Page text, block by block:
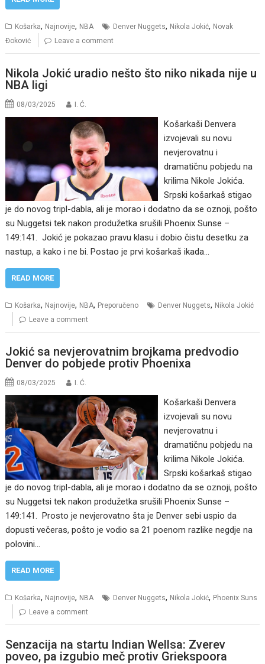
Košarka, Najnovije, NBA Denver Nuggets, Nikola Jokić, Novak
Đoković
Leave a comment
Nikola Jokić uradio nešto što niko nikada nije u
NBA ligi
08/03/2025 I. Ć.
Košarkaši Denvera
izvojevali su novu
nevjerovatnu i
dramatičnu pobjedu na
krilima Nikole Jokića.
Srpski košarkaš stigao
je do novog tripl-dabla, ali je morao i dodatno da se oznoji, pošto
su Nuggetsi tek nakon produžetka srušili Phoenix Sunse –
149:141. Jokić je pokazao pravu klasu i dobio čistu desetku za
nastup, a kako i ne bi. Postao je prvi košarkaš ikada…
READ MORE
Košarka, Najnovije, NBA, Preporučeno Denver Nuggets, Nikola Jokić
Leave a comment
Jokić sa nevjerovatnim brojkama predvodio
Denver do pobjede protiv Phoenixa
08/03/2025 I. Ć.
Košarkaši Denvera
izvojevali su novu
nevjerovatnu i
dramatičnu pobjedu na
krilima Nikole Jokića.
Srpski košarkaš stigao
je do novog tripl-dabla, ali je morao i dodatno da se oznoji, pošto
su Nuggetsi tek nakon produžetka srušili Phoenix Sunse –
149:141. Prosto je nevjerovatno šta je Denver sebi uspio da
dopusti večeras, pošto je vodio sa 21 poenom razlike negdje na
polovini…
READ MORE
Košarka, Najnovije, NBA Denver Nuggets, Nikola Jokić, Phoenix Suns
Leave a comment
Senzacija na startu Indian Wellsa: Zverev
poveo, pa izgubio meč protiv Griekspoora